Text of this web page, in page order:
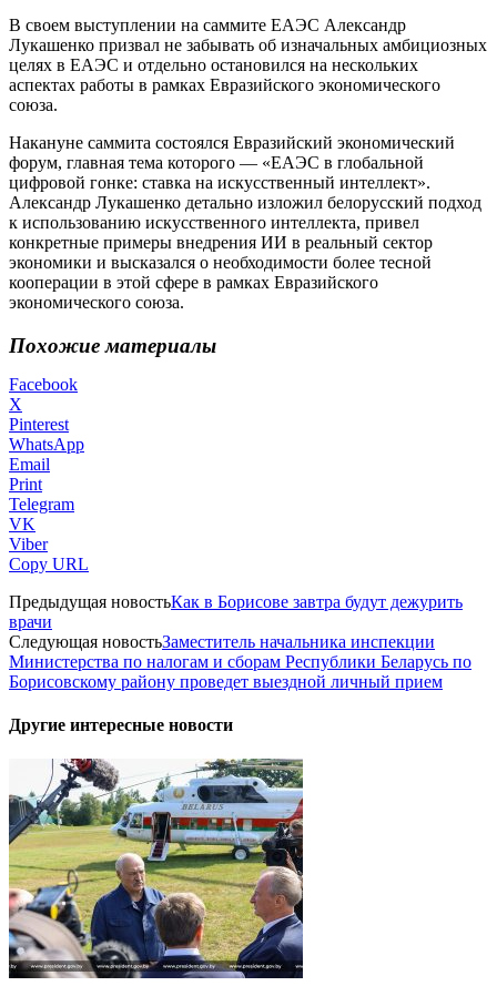
В своем выступлении на саммите ЕАЭС Александр
Лукашенко призвал не забывать об изначальных амбициозных
целях в ЕАЭС и отдельно остановился на нескольких
аспектах работы в рамках Евразийского экономического
союза.
Накануне саммита состоялся Евразийский экономический
форум, главная тема которого — «ЕАЭС в глобальной
цифровой гонке: ставка на искусственный интеллект».
Александр Лукашенко детально изложил белорусский подход
к использованию искусственного интеллекта, привел
конкретные примеры внедрения ИИ в реальный сектор
экономики и высказался о необходимости более тесной
кооперации в этой сфере в рамках Евразийского
экономического союза.
Похожие материалы
Facebook
X
Pinterest
WhatsApp
Email
Print
Telegram
VK
Viber
Copy URL
Предыдущая новостьКак в Борисове завтра будут дежурить
врачи
Следующая новостьЗаместитель начальника инспекции
Министерства по налогам и сборам Республики Беларусь по
Борисовскому району проведет выездной личный прием
Другие интересные новости